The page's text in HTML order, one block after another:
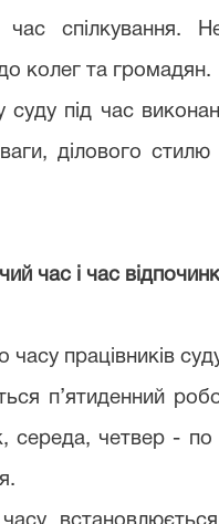
час спілкування.
колег та громадян.
під час
ділового стилю
час і час
часу працівників
п’ятиденний
середа, четвер -